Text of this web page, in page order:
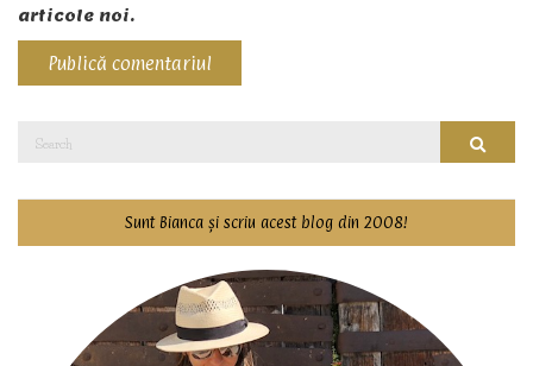
articole noi.
Sunt Bianca și scriu acest blog din 2008!